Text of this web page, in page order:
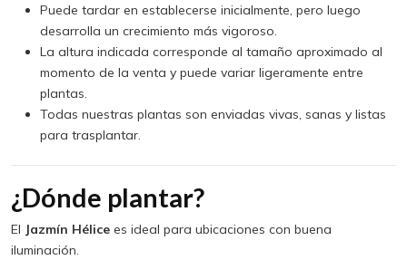
Puede tardar en establecerse inicialmente, pero luego
desarrolla un crecimiento más vigoroso.
La altura indicada corresponde al tamaño aproximado al
momento de la venta y puede variar ligeramente entre
plantas.
Todas nuestras plantas son enviadas vivas, sanas y listas
para trasplantar.
¿Dónde plantar?
El Jazmín Hélicees ideal para ubicaciones con buena
iluminación.